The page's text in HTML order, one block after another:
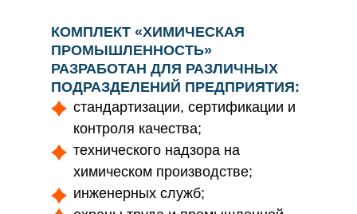
КОМПЛЕКТ «ХИМИЧЕСКАЯ
ПРОМЫШЛЕННОСТЬ»
РАЗРАБОТАН ДЛЯ РАЗЛИЧНЫХ
ПОДРАЗДЕЛЕНИЙ ПРЕДПРИЯТИЯ:
стандартизации, сертификации и
контроля качества;
технического надзора на
химическом производстве;
инженерных служб;